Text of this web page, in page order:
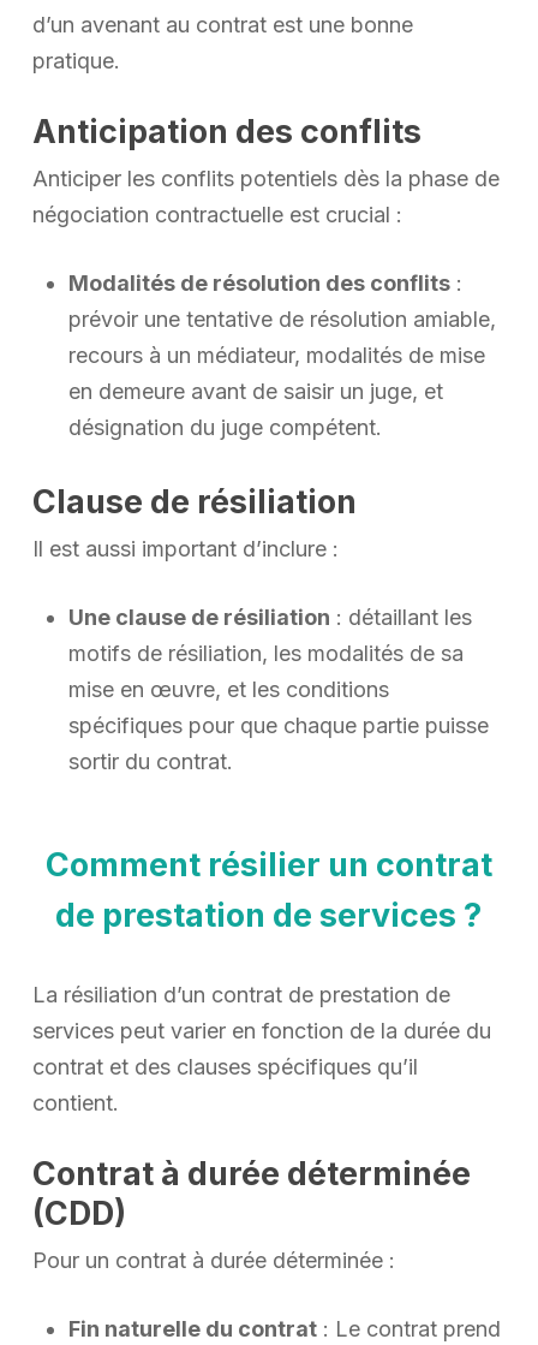
d’un avenant au contrat est une bonne
pratique.
Anticipation des conflits
Anticiper les conflits potentiels dès la phase de
négociation contractuelle est crucial :
Modalités de résolution des conflits:
prévoir une tentative de résolution amiable,
recours à un médiateur, modalités de mise
en demeure avant de saisir un juge, et
désignation du juge compétent.
Clause de résiliation
Il est aussi important d’inclure :
Une clause de résiliation : détaillant les
motifs de résiliation, les modalités de sa
mise en œuvre, et les conditions
spécifiques pour que chaque partie puisse
sortir du contrat.
Comment résilier un contrat
de prestation de services ?
La résiliation d’un contrat de prestation de
services peut varier en fonction de la durée du
contrat et des clauses spécifiques qu’il
contient.
Contrat à durée déterminée
(CDD)
Pour un contrat à durée déterminée :
Fin naturelle du contrat: Le contrat prend